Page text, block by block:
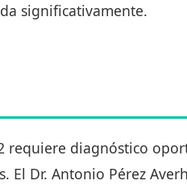
significativamente.
requiere diagnóstico
El Dr. Antonio Pérez